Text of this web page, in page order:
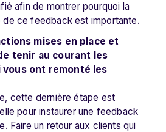
afin de montrer pourquoi la
de ce feedback est importante.
mises en place et
tenir au courant les
vous ont remonté les
cette dernière étape est
pour instaurer une feedback
Faire un retour aux clients qui